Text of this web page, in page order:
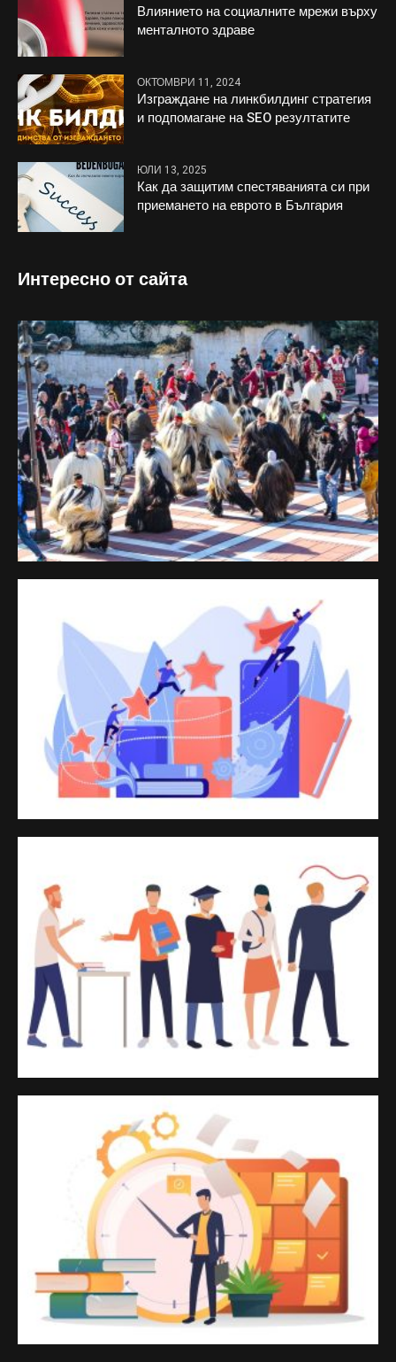
Влиянието на социалните мрежи върху
менталното здраве
ОКТОМВРИ 11, 2024
Изграждане на линкбилдинг стратегия
и подпомагане на SEO резултатите
ЮЛИ 13, 2025
Как да защитим спестяванията си при
приемането на еврото в България
Интересно от сайта